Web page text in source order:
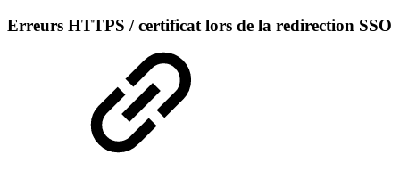
Erreurs HTTPS / certificat lors de la redirection SSO